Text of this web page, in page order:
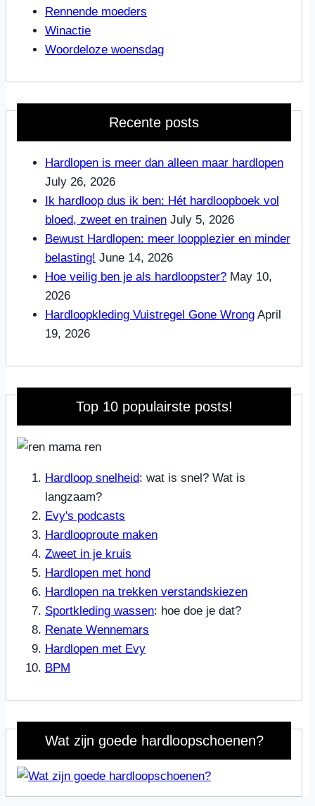
Rennende moeders
Winactie
Woordeloze woensdag
Recente posts
Hardlopen is meer dan alleen maar hardlopen
July 26, 2026
Ik hardloop dus ik ben: Hét hardloopboek vol
bloed, zweet en trainen July 5, 2026
Bewust Hardlopen: meer loopplezier en minder
belasting! June 14, 2026
Hoe veilig ben je als hardloopster? May 10,
2026
Hardloopkleding Vuistregel Gone Wrong April
19, 2026
Top 10 populairste posts!
Hardloop snelheid: wat is snel? Wat is
langzaam?
Evy's podcasts
Hardlooproute maken
Zweet in je kruis
Hardlopen met hond
Hardlopen na trekken verstandskiezen
Sportkleding wassen: hoe doe je dat?
Renate Wennemars
Hardlopen met Evy
BPM
Wat zijn goede hardloopschoenen?